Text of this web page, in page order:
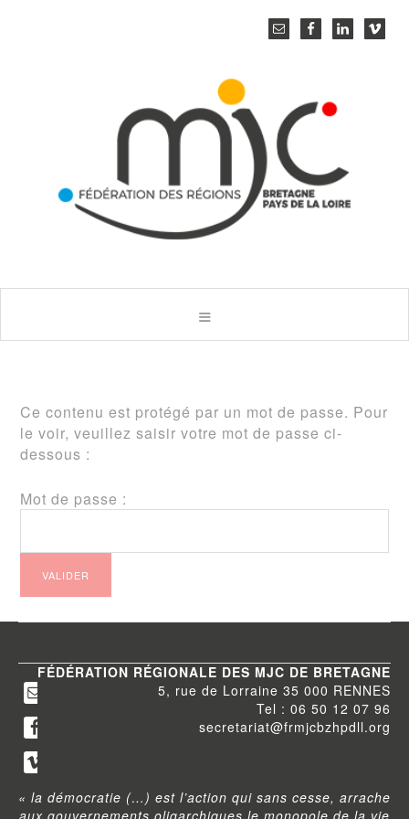
Ce contenu est protégé par un mot de passe. Pour
le voir, veuillez saisir votre mot de passe ci-
dessous :
Mot de passe :
FÉDÉRATION RÉGIONALE DES MJC DE BRETAGNE
5, rue de Lorraine 35 000 RENNES
Tel : 06 50 12 07 96
secretariat@frmjcbzhpdll.org
« la démocratie (…) est l’action qui sans cesse, arrache
aux gouvernements oligarchiques le monopole de la vie